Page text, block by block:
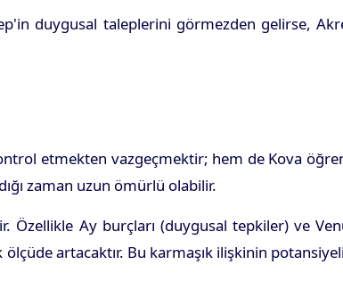
duygusal taleplerini görmezden gelirse,
etmekten vazgeçmektir; hem de Kova
zaman uzun ömürlü olabilir.
Özellikle Ay burçları (duygusal tepkiler) ve
artacaktır. Bu karmaşık ilişkinin